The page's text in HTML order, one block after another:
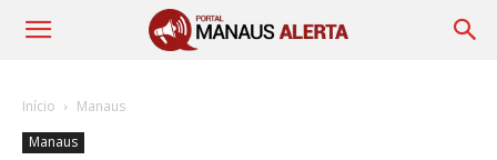
Início
Manaus
Manaus